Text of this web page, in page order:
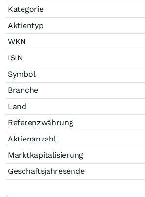
Kategorie
Aktientyp
WKN
ISIN
Symbol
Branche
Land
Referenzwährung
Aktienanzahl
Marktkapitalisierung
Geschäftsjahresende